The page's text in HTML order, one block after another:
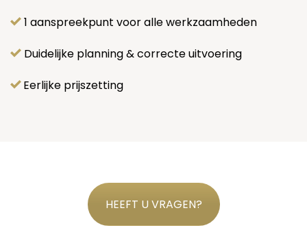
1 aanspreekpunt voor alle werkzaamheden
Duidelijke planning & correcte uitvoering
Eerlijke prijszetting
HEEFT U VRAGEN?